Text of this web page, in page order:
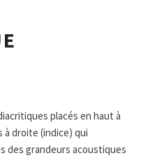
placés en haut à
à droite (indice) qui
des grandeurs acoustiques